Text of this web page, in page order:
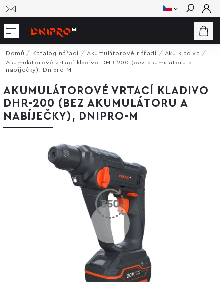
Hledat
Domů / Katalog nářadí / Akumulátorové nářadí / Aku kladiva /
Akumulátorové vrtací kladivo DHR-200 (bez akumulátoru a
nabíječky), Dnipro-M
AKUMULÁTOROVÉ VRTACÍ KLADIVO
DHR-200 (BEZ AKUMULÁTORU A
NABÍJEČKY), DNIPRO-M